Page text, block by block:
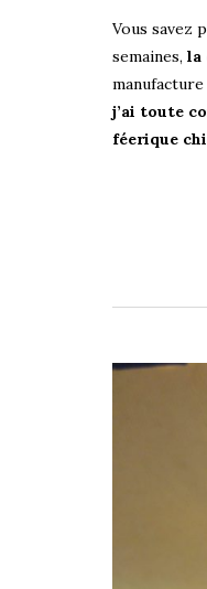
Vous savez
semaines, la
j’ai toute
féerique